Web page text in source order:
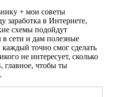
+ мои советы
заработка в Интернете,
схемы подойдут
сети и дам полезные
точно смог сделать
не интересует, сколько
главное, чтобы ты